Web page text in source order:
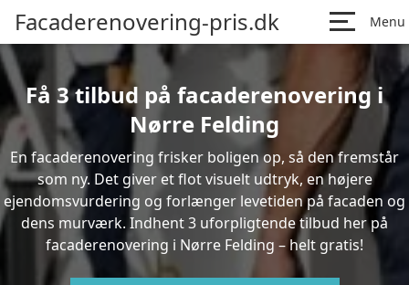
Facaderenovering-pris.dk Menu
Få 3 tilbud på facaderenovering i
Nørre Felding
En facaderenovering frisker boligen op, så den fremstår
som ny. Det giver et flot visuelt udtryk, en højere
ejendomsvurdering og forlænger levetiden på facaden og
dens murværk. Indhent 3 uforpligtende tilbud her på
facaderenovering i Nørre Felding – helt gratis!